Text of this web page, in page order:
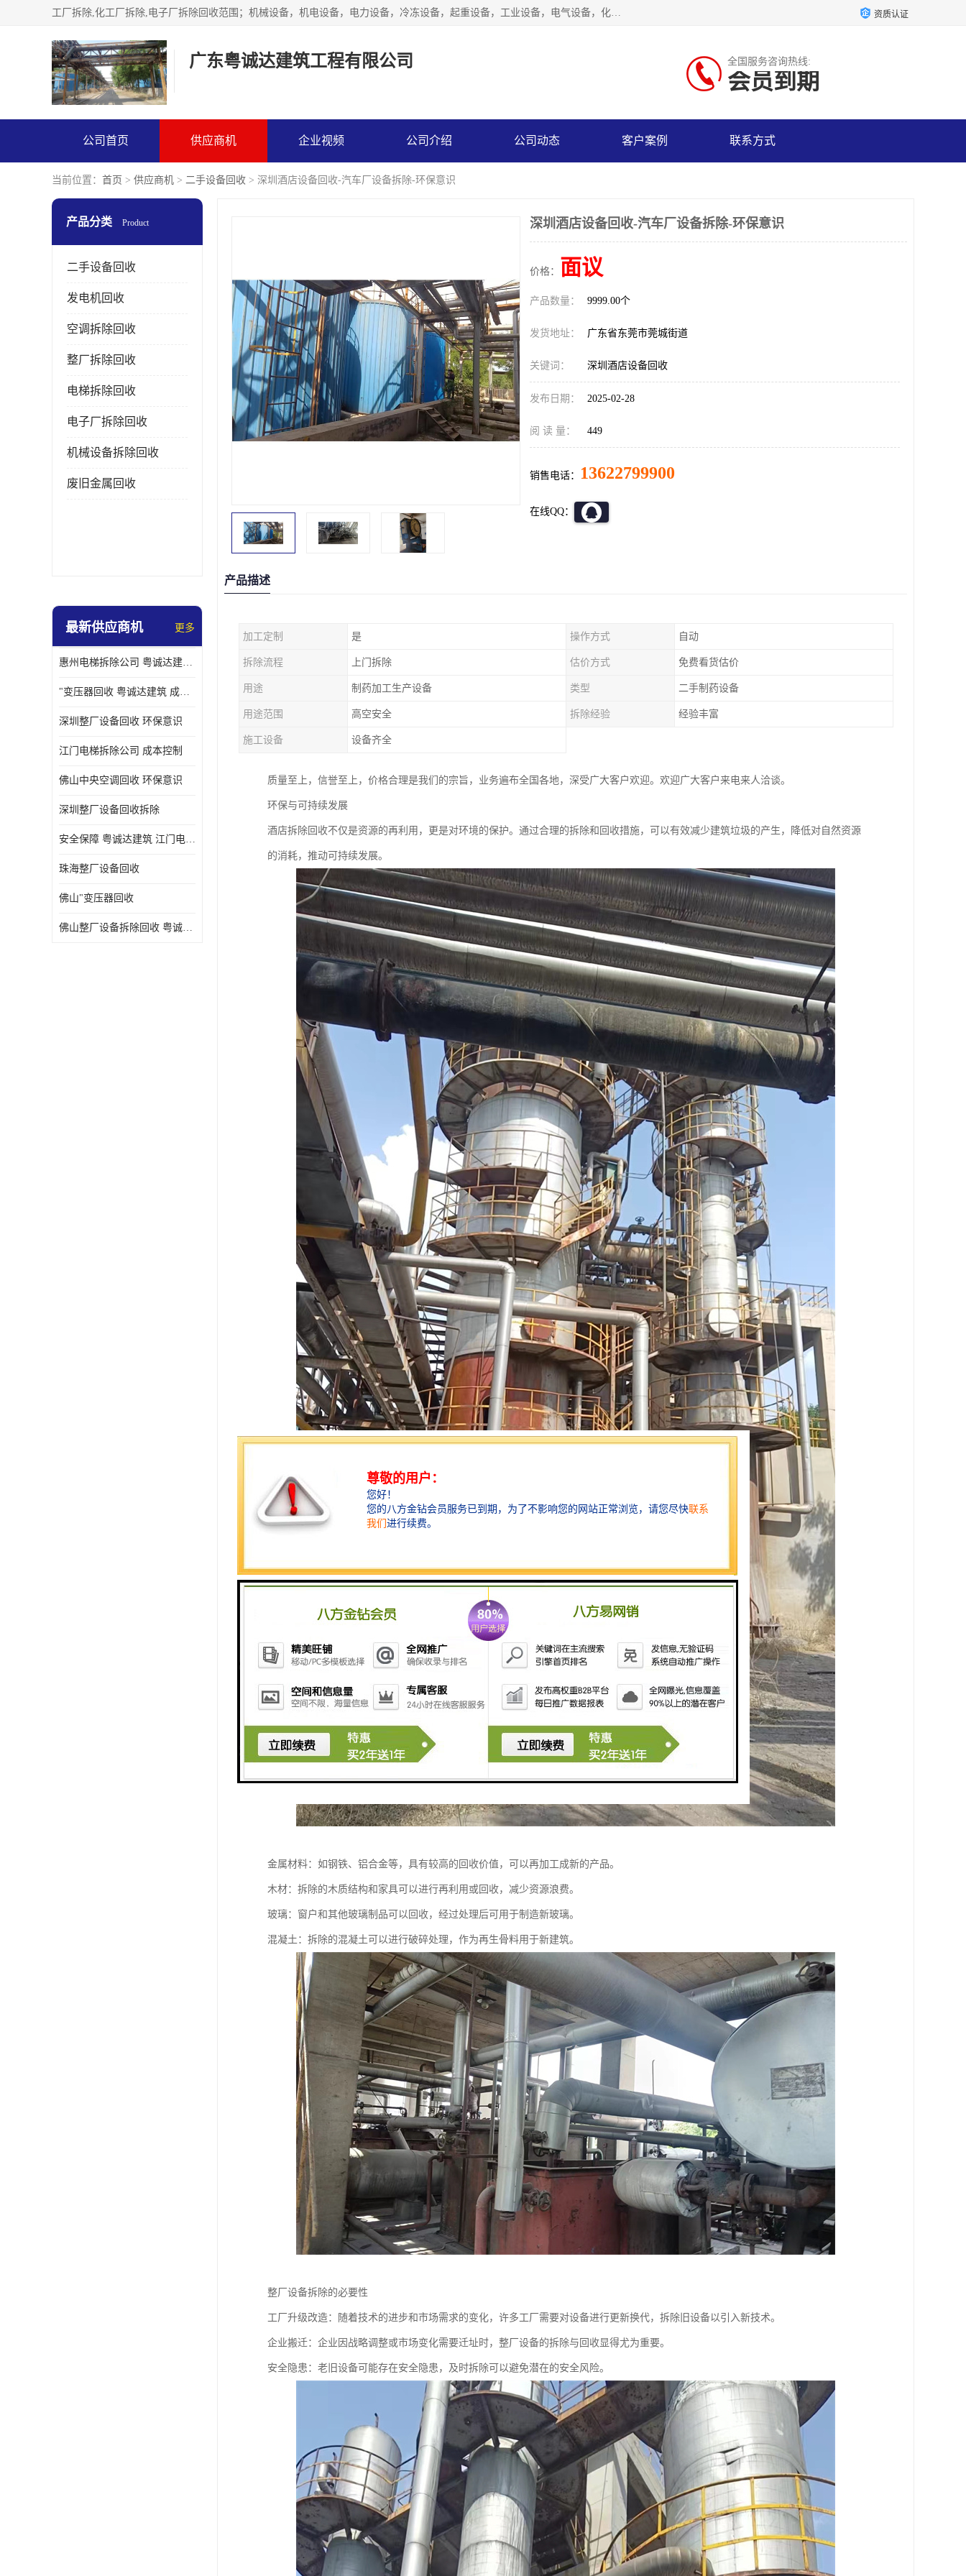
工厂拆除,化工厂拆除,电子厂拆除回收范围；机械设备，机电设备，电力设备，冷冻设备，起重设备，工业设备，电气设备，化工设备，木工设备，纺织设备，印染设备，水洗设备，电力物资，废旧金属，废旧物资，二手锅炉，二手电梯。 资质认证
广东粤诚达建筑工程有限公司 全国服务咨询热线:
会员到期
公司首页 供应商机 企业视频 公司介绍 公司动态 客户案例 联系方式
当前位置： 首页 > 供应商机 > 二手设备回收 > 深圳酒店设备回收-汽车厂设备拆除-环保意识
产品分类 Product
二手设备回收
发电机回收
空调拆除回收
整厂拆除回收
电梯拆除回收
电子厂拆除回收
机械设备拆除回收
废旧金属回收
最新供应商机 更多
惠州电梯拆除公司 粤诚达建筑 安全保障
"变压器回收 粤诚达建筑 成本控制
深圳整厂设备回收 环保意识
江门电梯拆除公司 成本控制
佛山中央空调回收 环保意识
深圳整厂设备回收拆除
安全保障 粤诚达建筑 江门电梯拆除公司
珠海整厂设备回收
佛山"变压器回收
佛山整厂设备拆除回收 粤诚达建筑 环保意识
深圳酒店设备回收-汽车厂设备拆除-环保意识
价格： 面议
产品数量： 9999.00个
发货地址： 广东省东莞市莞城街道
关键词： 深圳酒店设备回收
发布日期： 2025-02-28
阅 读 量： 449
销售电话： 13622799900
在线QQ：
产品描述
加工定制 是 操作方式 自动
拆除流程 上门拆除 估价方式 免费看货估价
用途 制药加工生产设备 类型 二手制药设备
用途范围 高空安全 拆除经验 经验丰富
施工设备 设备齐全
质量至上，信誉至上，价格合理是我们的宗旨，业务遍布全国各地，深受广大客户欢迎。欢迎广大客户来电来人洽谈。
环保与可持续发展
酒店拆除回收不仅是资源的再利用，更是对环境的保护。通过合理的拆除和回收措施，可以有效减少建筑垃圾的产生，降低对自然资源
的消耗，推动可持续发展。
金属材料：如钢铁、铝合金等，具有较高的回收价值，可以再加工成新的产品。
木材：拆除的木质结构和家具可以进行再利用或回收，减少资源浪费。
玻璃：窗户和其他玻璃制品可以回收，经过处理后可用于制造新玻璃。
混凝土：拆除的混凝土可以进行破碎处理，作为再生骨料用于新建筑。
整厂设备拆除的必要性
工厂升级改造：随着技术的进步和市场需求的变化，许多工厂需要对设备进行更新换代，拆除旧设备以引入新技术。
企业搬迁：企业因战略调整或市场变化需要迁址时，整厂设备的拆除与回收显得尤为重要。
安全隐患：老旧设备可能存在安全隐患，及时拆除可以避免潜在的安全风险。